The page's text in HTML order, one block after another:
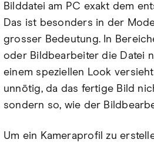
Bilddatei am PC exakt dem
Das ist besonders in der
grosser Bedeutung. In
oder Bildbearbeiter die Datei
einem speziellen Look
unnötig, da das fertige Bild
sondern so, wie der
Um ein Kameraprofil zu